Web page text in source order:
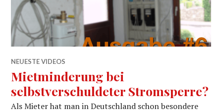
NEUESTE VIDEOS
Mietminderung bei
selbstverschuldeter Stromsperre?
Als Mieter hat man in Deutschland schon besondere